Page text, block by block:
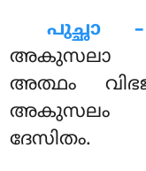
പുച്ഛാ –
അകുസലാ
അത്ഥം
അകുസലം
ദേസിതം.